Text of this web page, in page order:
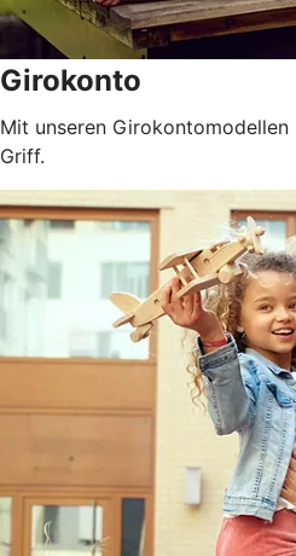
Girokonto
Mit unseren Girokontomodellen
Griff.